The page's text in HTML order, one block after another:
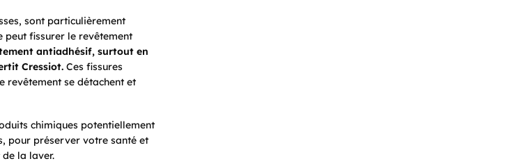
sont particulièrement
peut fissurer le revêtement
antiadhésif, surtout en
Cressiot. Ces fissures
revêtement se détachent et
chimiques potentiellement
pour préserver votre santé et
la laver.